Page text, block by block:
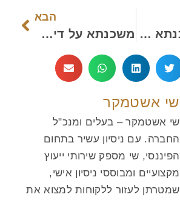
החזר משכנתא על 2 מיליון
הבא
משכנתא על דירה קיימת – מה זה אומר, למי זה מתאים ואיך עושים את זה נכון
שי אשטמקר
שי אשטמקר – בעלים ומנכ"ל
החברה. עם ניסיון עשיר בתחום
הפיננסי, שי מספק שירותי ייעוץ
מקצועיים ומבוססי ניסיון אישי,
שמטרתן לעזור ללקוחות למצוא את